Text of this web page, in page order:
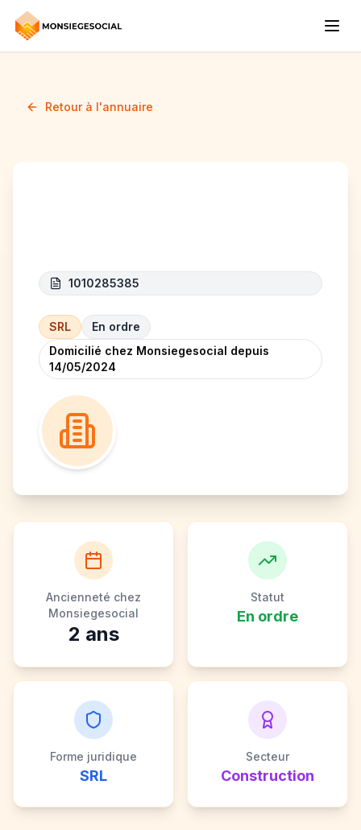
Retour à l'annuaire
1010285385
SRL
En ordre
Domicilié chez Monsiegesocial depuis
14/05/2024
Ancienneté chez
Monsiegesocial
2 ans
Statut
En ordre
Forme juridique
SRL
Secteur
Construction